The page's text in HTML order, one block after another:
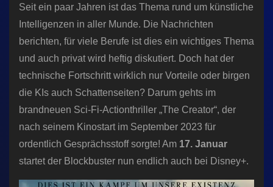
Seit ein paar Jahren ist das Thema rund um künstliche
Intelligenzen in aller Munde. Die Nachrichten
berichten, für viele Berufe ist dies ein wichtiges Thema
und auch privat wird heftig diskutiert. Doch hat der
technische Fortschritt wirklich nur Vorteile oder birgen
die KIs auch Schattenseiten? Darum gehts im
brandneuen Sci-Fi-Actionthriller „The Creator“, der
nach seinem Kinostart im September 2023 für
ordentlich Gesprächsstoff sorgte! Am 17. Januar
startet der Blockbuster nun endlich auch bei Disney+.